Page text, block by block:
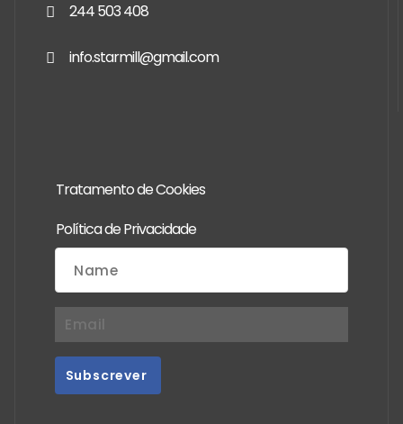
244 503 408
info.starmill@gmail.com
Tratamento de Cookies
Política de Privacidade